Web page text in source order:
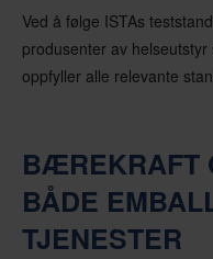
Ved å følge ISTAs
produsenter av
oppfyller alle relevante
BÆREKRAFT
BÅDE
TJENESTER